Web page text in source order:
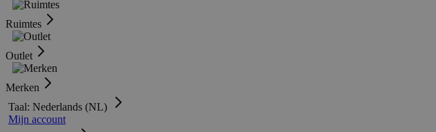
Ruimtes
Outlet
Merken
Taal: Nederlands (NL)
Mijn account